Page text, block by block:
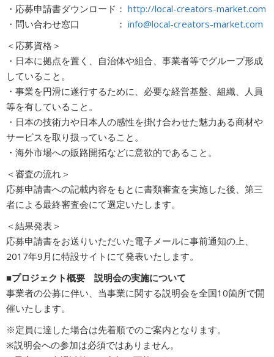
・応募申請書ダウンロード： http://local-creators-market.com
・問い合わせ窓口 ： info@local-creators-market.com
＜応募資格＞
・日本に拠点を置く、自治体や組合、事業者等でグループ形成
していること。
・事業を円滑に遂行するために、必要な経営基盤、組織、人員
等を有していること。
・日本の技術力や日本人の感性を掛け合わせた魅力ある商材や
サービスを取り扱っていること。
・海外市場への販路開拓などに意欲的であること。
＜審査の流れ＞
応募申請書への記載内容をもとに書類審査を実施した後、第三
者による最終審査会にて選定いたします。
＜結果発表＞
応募申請書をお送りいただいた電子メールに事前通知の上、
2017年9月に特設サイトにて発表いたします。
■プロジェクト概要 説明会の実施について
事業者の公募に伴い、当事業に関する説明会を全国10箇所で開
催いたします。
※定員に達した場合は先着順でのご案内となります。
※説明会への参加は必須ではありません。